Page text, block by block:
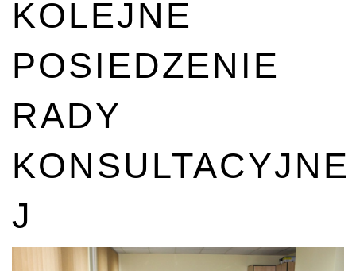
KOLEJNE
POSIEDZENIE
RADY
KONSULTACYJNE
J